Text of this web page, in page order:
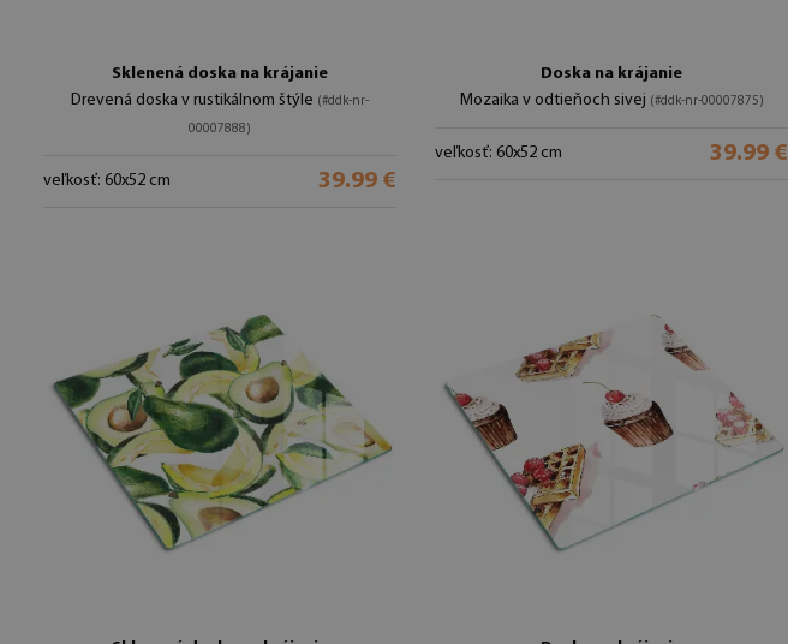
Sklenená doska na krájanie
Drevená doska v rustikálnom štýle (#ddk-nr-
00007888)
veľkosť: 60x52 cm 39.99 €
Doska na krájanie
Mozaika v odtieňoch sivej (#ddk-nr-00007875)
veľkosť: 60x52 cm 39.99 €